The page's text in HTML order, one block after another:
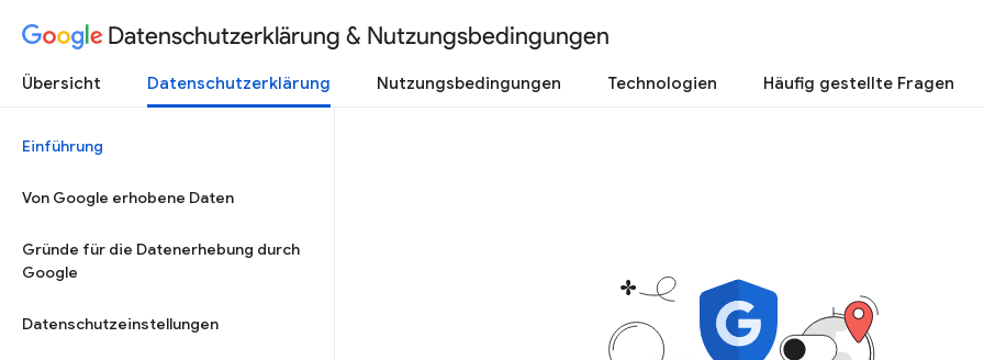
Datenschutzerklärung & Nutzungsbedingungen
Übersicht Datenschutzerklärung Nutzungsbedingungen Technologien Häufig gestellte Fragen
Einführung
Von Google erhobene Daten
Gründe für die Datenerhebung durch
Google
Datenschutzeinstellungen